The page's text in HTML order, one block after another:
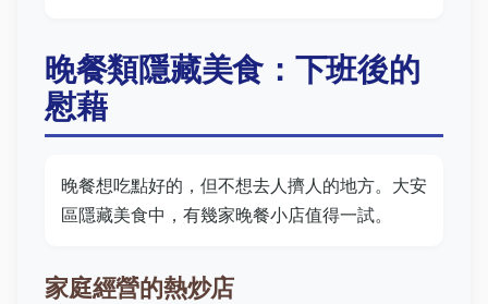
晚餐類隱藏美食：下班後的
慰藉
晚餐想吃點好的，但不想去人擠人的地方。大安
區隱藏美食中，有幾家晚餐小店值得一試。
家庭經營的熱炒店